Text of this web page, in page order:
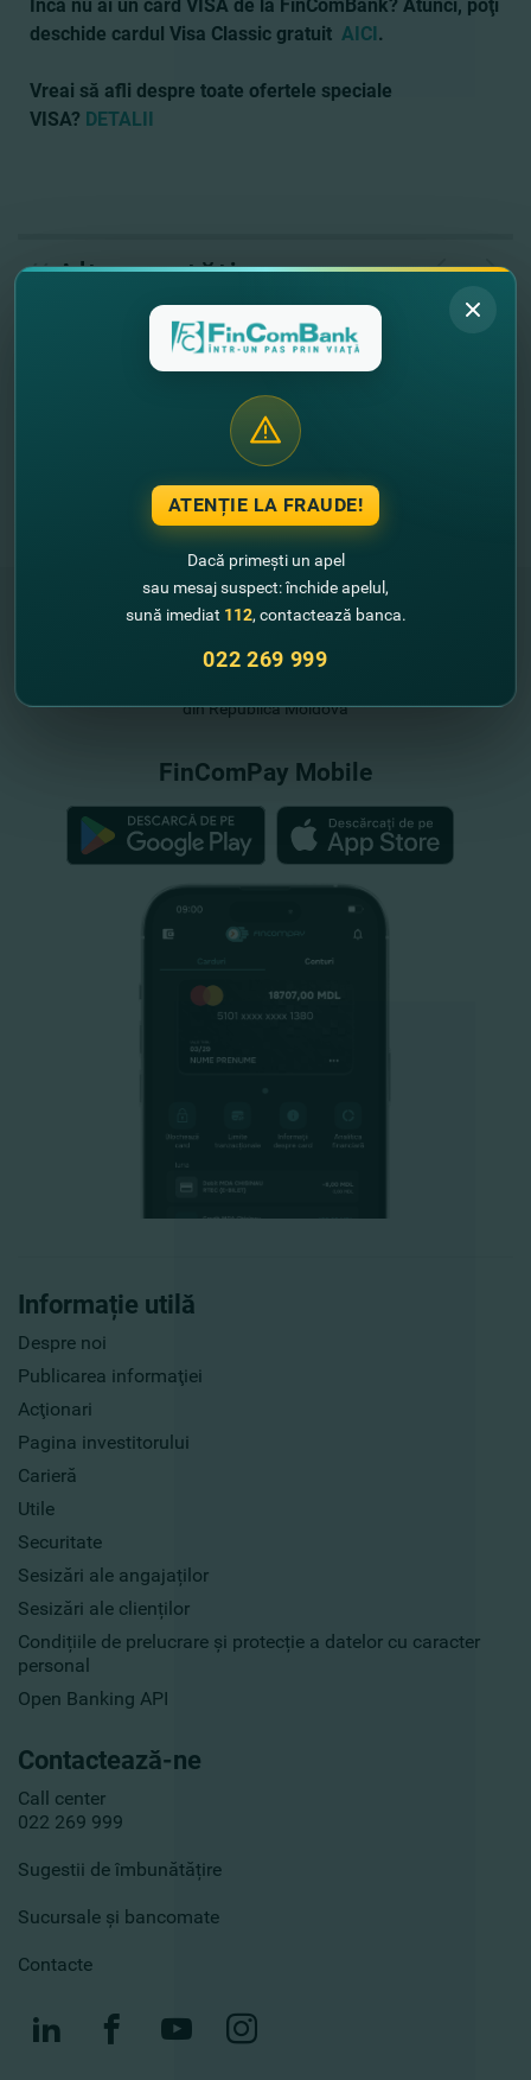
Încă nu ai un card VISA de la FinComBank? Atunci, poţi
deschide cardul Visa Classic gratuit AICI.
Vreai să afli despre toate ofertele speciale
VISA? DETALII
// Alte noutăţi
Informație utilă
Despre noi
Publicarea informaţiei
Acţionari
Pagina investitorului
Carieră
Utile
Securitate
Sesizări ale angajaților
Sesizări ale clienților
Condițiile de prelucrare și protecție a datelor cu caracter
personal
Open Banking API
Contactează-ne
Call center
022 269 999
Sugestii de îmbunătățire
Sucursale și bancomate
Contacte
"FinComBank" S.A. este membră a
din Republica Moldova
FinComPay Mobile
ATENȚIE LA FRAUDE!
Dacă primești un apel
sau mesaj suspect: închide apelul,
sună imediat 112, contactează banca.
022 269 999